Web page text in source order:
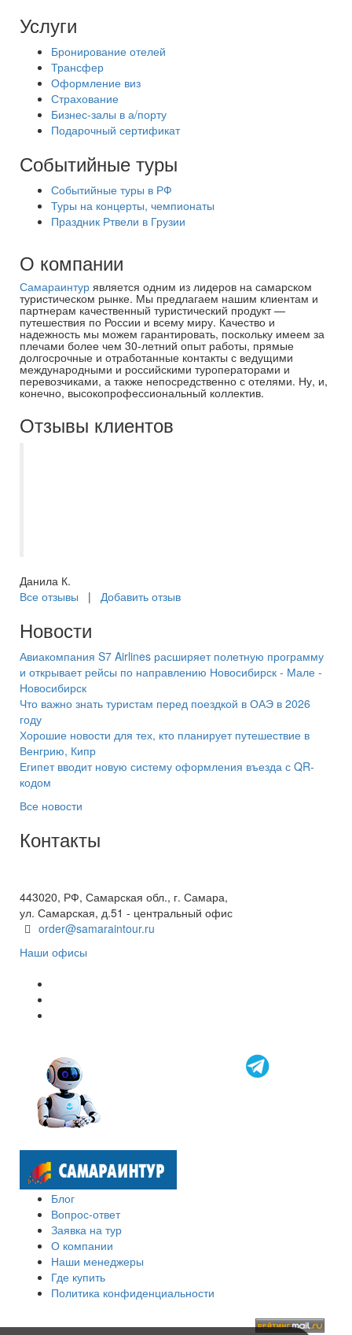
Услуги
Бронирование отелей
Трансфер
Оформление виз
Страхование
Бизнес-залы в а/порту
Подарочный сертификат
Событийные туры
Событийные туры в РФ
Туры на концерты, чемпионаты
Праздник Ртвели в Грузии
О компании
Самараинтур является одним из лидеров на самарском
туристическом рынке. Мы предлагаем нашим клиентам и
партнерам качественный туристический продукт —
путешествия по России и всему миру. Качество и
надежность мы можем гарантировать, поскольку имеем за
плечами более чем 30-летний опыт работы, прямые
долгосрочные и отработанные контакты с ведущими
международными и российскими туроператорами и
перевозчиками, а также непосредственно с отелями. Ну, и,
конечно, высокопрофессиональный коллектив.
Отзывы клиентов
Данила К.
Все отзывы | Добавить отзыв
Новости
Авиакомпания S7 Airlines расширяет полетную программу
и открывает рейсы по направлению Новосибирск - Мале -
Новосибирск
Что важно знать туристам перед поездкой в ОАЭ в 2026
году
Хорошие новости для тех, кто планирует путешествие в
Венгрию, Кипр
Египет вводит новую систему оформления въезда с QR-
кодом
Все новости
Контакты
443020, РФ, Самарская обл., г. Самара,
ул. Самарская, д.51 - центральный офис
order@samaraintour.ru
Наши офисы
Блог
Вопрос-ответ
Заявка на тур
О компании
Наши менеджеры
Где купить
Политика конфиденциальности